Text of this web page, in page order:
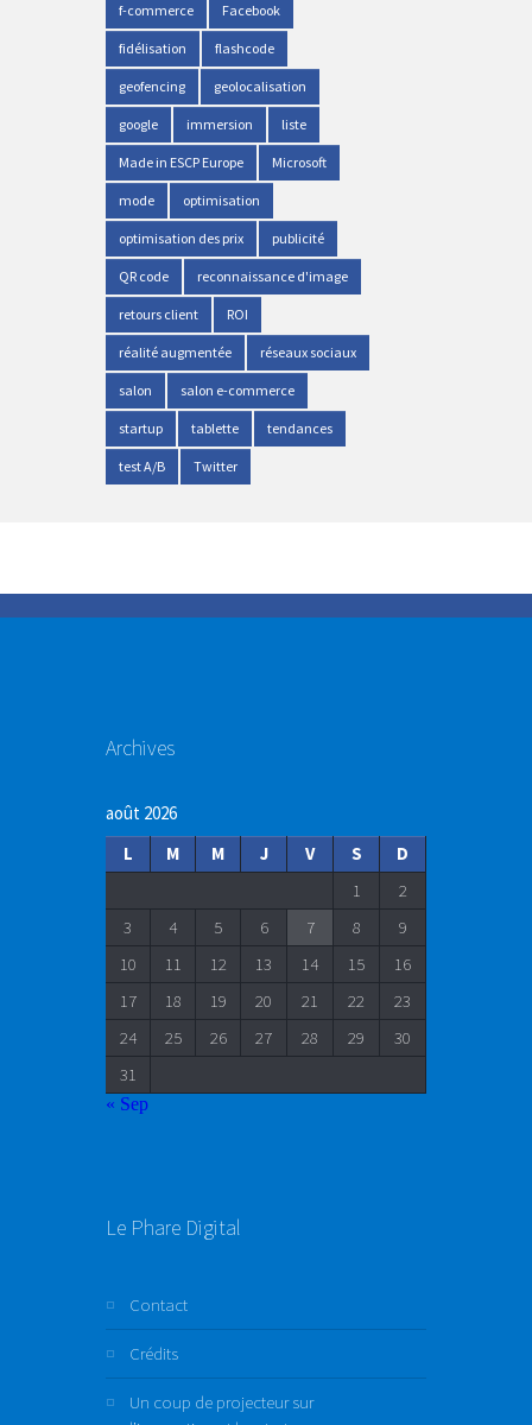
f-commerce Facebook
fidélisation flashcode
geofencing geolocalisation
google immersion liste
Made in ESCP Europe Microsoft
mode optimisation
optimisation des prix publicité
QR code reconnaissance d'image
retours client ROI
réalité augmentée réseaux sociaux
salon salon e-commerce
startup tablette tendances
test A/B Twitter
Archives
août 2026
L
M M J V S
D
1
2
3
4 5 6 7 8
9
10
11 12 13 14 15
16
17
18 19 20 21 22
23
24
25 26 27 28 29
30
31
« Sep
Le Phare Digital
Contact
Crédits
Un coup de projecteur sur